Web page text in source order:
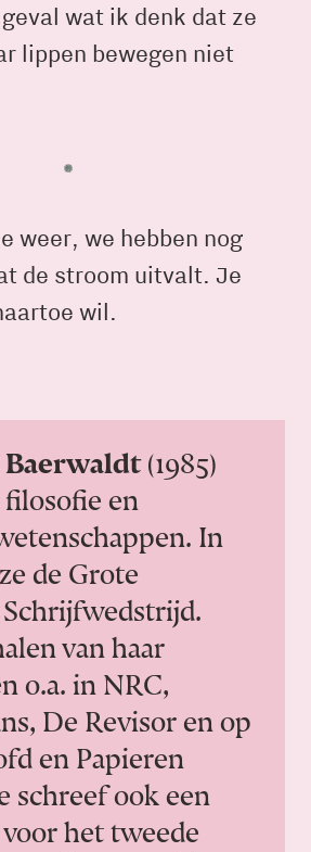
wat ik denk dat ze
lippen bewegen niet
weer, we hebben nog
de stroom uitvalt. Je
wil.
(1985)
en
In
de Grote
van haar
o.a. in NRC,
De Revisor en op
en Papieren
schreef ook een
het tweede